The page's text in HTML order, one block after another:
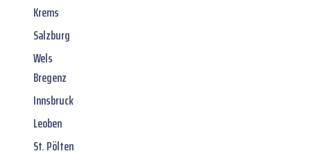
Krems
Salzburg
Wels
Bregenz
Innsbruck
Leoben
St. Pölten